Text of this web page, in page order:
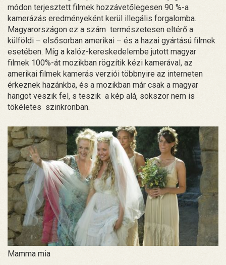
módon terjesztett filmek hozzávetőlegesen 90 %-a
kamerázás eredményeként kerül illegális forgalomba.
Magyarországon ez a szám természetesen eltérő a
külföldi – elsősorban amerikai – és a hazai gyártású filmek
esetében. Míg a kalóz-kereskedelembe jutott magyar
filmek 100%-át mozikban rögzítik kézi kamerával, az
amerikai filmek kamerás verziói többnyire az interneten
érkeznek hazánkba, és a mozikban már csak a magyar
hangot veszik fel, s teszik a kép alá, sokszor nem is
tökéletes szinkronban.
Mamma mia